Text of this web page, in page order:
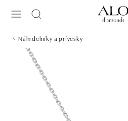
Náhrdelníky a prívesky